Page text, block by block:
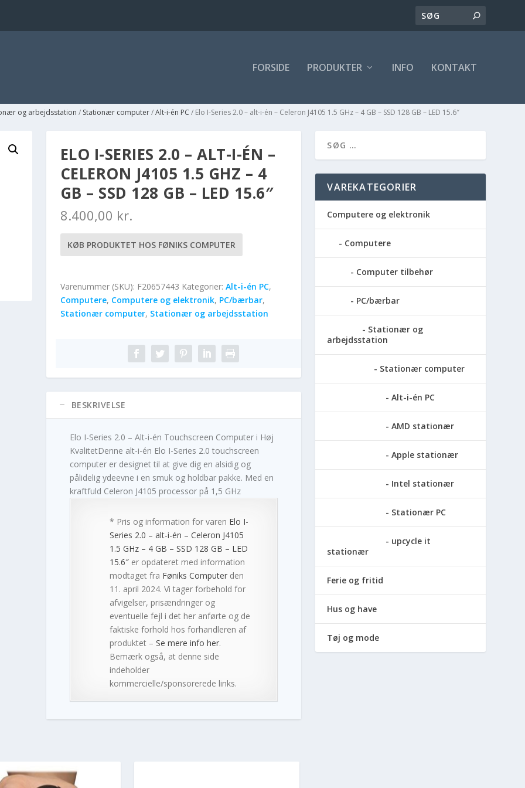
FORSIDE PRODUKTER INFO KONTAKT
og arbejdsstation / Stationær computer/Alt-i-én PC / Elo I-Series 2.0 – alt-i-én – Celeron J4105 1.5 GHz – 4 GB – SSD 128 GB – LED 15.6″
ELO I-SERIES 2.0 – ALT-I-ÉN –
CELERON J4105 1.5 GHZ – 4
GB – SSD 128 GB – LED 15.6″
8.400,00 kr.
KØB PRODUKTET HOS FØNIKS COMPUTER
Varenummer (SKU): F20657443 Kategorier: Alt-i-én PC,
Computere, Computere og elektronik, PC/bærbar,
Stationær computer, Stationær og arbejdsstation
BESKRIVELSE
Elo I-Series 2.0 – Alt-i-én Touchscreen Computer i Høj
KvalitetDenne alt-i-én Elo I-Series 2.0 touchscreen
computer er designet til at give dig en alsidig og
pålidelig ydeevne i en smuk og holdbar pakke. Med en
kraftfuld Celeron J4105 processor på 1,5 GHz
* Pris og information for varen Elo I-
Series 2.0 – alt-i-én – Celeron J4105
1.5 GHz – 4 GB – SSD 128 GB – LED
15.6″er opdateret med information
modtaget fra Føniks Computerden
11. april 2024. Vi tager forbehold for
afvigelser, prisændringer og
eventuelle fejl i det her anførte og de
faktiske forhold hos forhandleren af
produktet – Se mere info her.
Bemærk også, at denne side
indeholder
kommercielle/sponsorerede links.
VAREKATEGORIER
Computere og elektronik
Computere
Computer tilbehør
PC/bærbar
Stationær og
arbejdsstation
Stationær computer
Alt-i-én PC
AMD stationær
Apple stationær
Intel stationær
Stationær PC
upcycle it
stationær
Ferie og fritid
Hus og have
Tøj og mode